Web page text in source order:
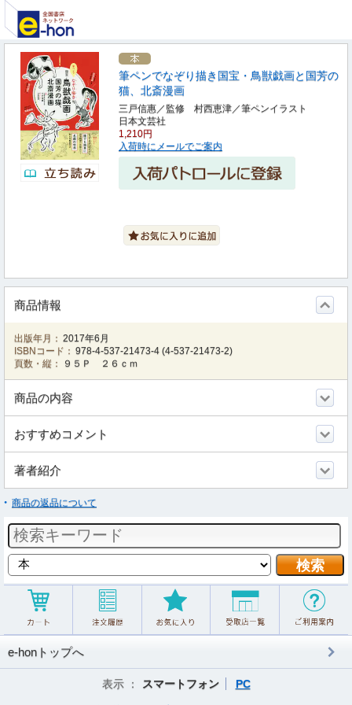
筆ペンでなぞり描き国宝・鳥獣戯画と国芳の
猫、北斎漫画
三戸信惠／監修 村西恵津／筆ペンイラスト
日本文芸社
1,210円
入荷時にメールでご案内
商品情報
出版年月： 2017年6月
ISBNコード： 978-4-537-21473-4 (4-537-21473-2)
頁数・縦：
９５Ｐ ２６ｃｍ
商品の内容
おすすめコメント
著者紹介
商品の返品について
e-honトップへ
表示 ： スマートフォン PC